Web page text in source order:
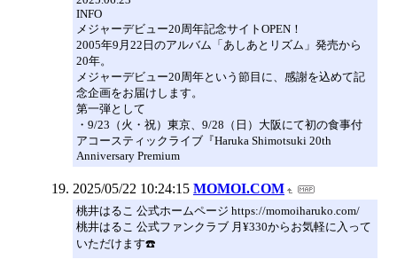
INFO
メジャーデビュー20周年記念サイトOPEN！
2005年9月22日のアルバム「あしあとリズム」発売から
20年。
メジャーデビュー20周年という節目に、感謝を込めて記
念企画をお届けします。
第一弾として
・9/23（火・祝）東京、9/28（日）大阪にて初の食事付
アコースティックライブ『Haruka Shimotsuki 20th
Anniversary Premium
2025/05/22 10:24:15 MOMOI.COM
桃井はるこ 公式ホームページ https://momoiharuko.com/
桃井はるこ 公式ファンクラブ 月¥330からお気軽に入って
いただけます☎️